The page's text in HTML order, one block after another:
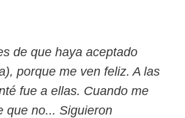
de que haya aceptado
porque me ven feliz. A las
fue a ellas. Cuando me
que no... Siguieron